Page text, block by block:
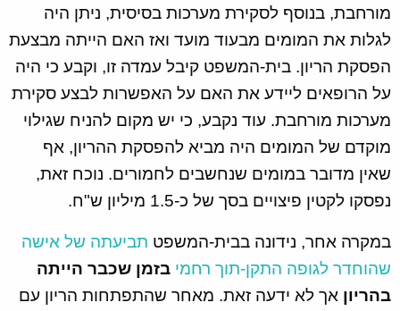
מורחבת, בנוסף לסקירת מערכות בסיסית, ניתן היה
לגלות את המומים מבעוד מועד ואז האם הייתה מבצעת
הפסקת הריון. בית-המשפט קיבל עמדה זו, וקבע כי היה
על הרופאים ליידע את האם על האפשרות לבצע סקירת
מערכות מורחבת. עוד נקבע, כי יש מקום להניח שגילוי
מוקדם של המומים היה מביא להפסקת ההריון, אף
שאין מדובר במומים שנחשבים לחמורים. נוכח זאת,
נפסקו לקטין פיצויים בסך של כ-1.5 מיליון ש"ח.
במקרה אחר, נידונה בבית-המשפט תביעתה של אישה
שהוחדר לגופה התקן-תוך רחמי בזמן שכבר הייתה
בהריון אך לא ידעה זאת. מאחר שהתפתחות הריון עם